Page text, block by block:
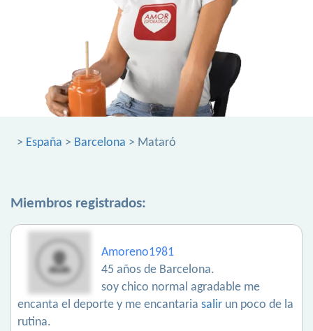
> España > Barcelona > Mataró
Miembros registrados:
Amoreno1981
45 años de Barcelona.
soy chico normal agradable me
encanta el deporte y me encantaria salir un poco de la
rutina.